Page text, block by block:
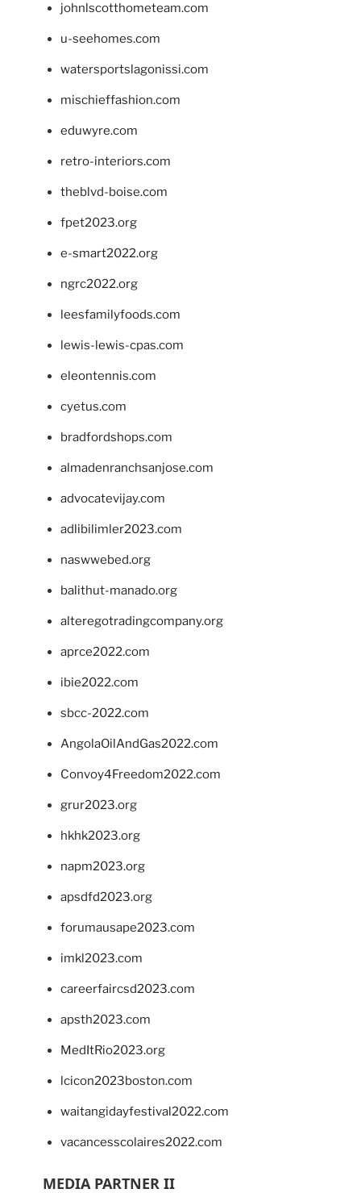
johnlscotthometeam.com
u-seehomes.com
watersportslagonissi.com
mischieffashion.com
eduwyre.com
retro-interiors.com
theblvd-boise.com
fpet2023.org
e-smart2022.org
ngrc2022.org
leesfamilyfoods.com
lewis-lewis-cpas.com
eleontennis.com
cyetus.com
bradfordshops.com
almadenranchsanjose.com
advocatevijay.com
adlibilimler2023.com
naswwebed.org
balithut-manado.org
alteregotradingcompany.org
aprce2022.com
ibie2022.com
sbcc-2022.com
AngolaOilAndGas2022.com
Convoy4Freedom2022.com
grur2023.org
hkhk2023.org
napm2023.org
apsdfd2023.org
forumausape2023.com
imkl2023.com
careerfaircsd2023.com
apsth2023.com
MedItRio2023.org
lcicon2023boston.com
waitangidayfestival2022.com
vacancesscolaires2022.com
MEDIA PARTNER II